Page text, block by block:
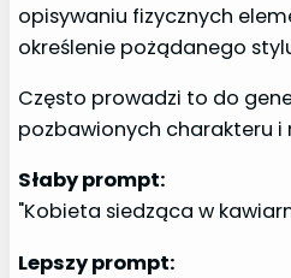
opisywaniu fizycznych
określenie pożądanego
Często prowadzi to do
pozbawionych charakteru i
Słaby prompt:
"Kobieta siedząca w
Lepszy prompt: